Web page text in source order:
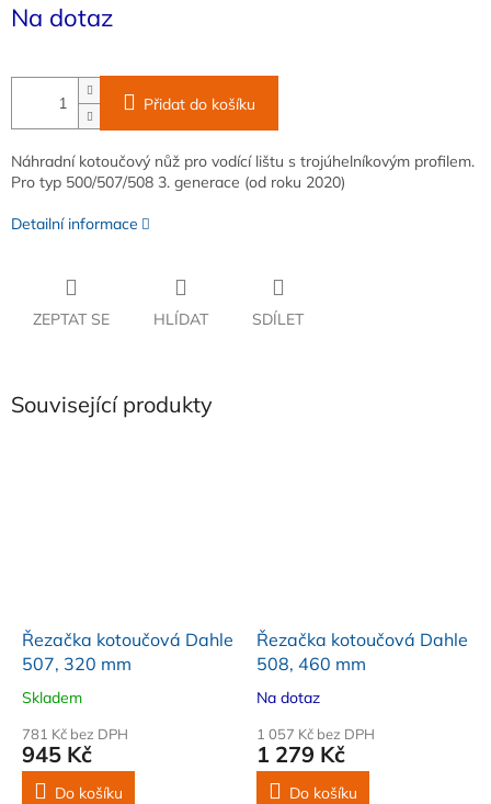
cena:
Na dotaz
Přidat do košíku
Náhradní kotoučový nůž pro vodící lištu s trojúhelníkovým profilem.
Pro typ 500/507/508 3. generace (od roku 2020)
Detailní informace
ZEPTAT SE HLÍDAT SDÍLET
Související produkty
Řezačka kotoučová Dahle
507, 320 mm
Skladem
781 Kč bez DPH
945 Kč
Do košíku
Řezačka kotoučová Dahle
508, 460 mm
Na dotaz
1 057 Kč bez DPH
1 279 Kč
Do košíku